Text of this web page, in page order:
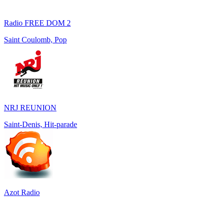
Radio FREE DOM 2
Saint Coulomb, Pop
NRJ REUNION
Saint-Denis, Hit-parade
Azot Radio